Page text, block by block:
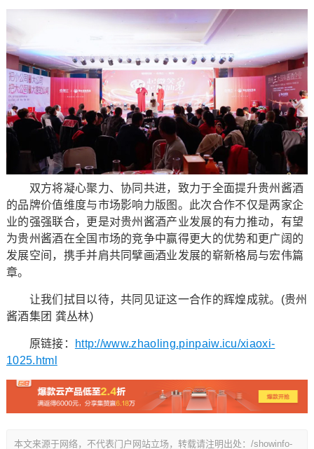
双方将凝心聚力、协同共进，致力于全面提升贵州酱酒
的品牌价值维度与市场影响力版图。此次合作不仅是两家企
业的强强联合，更是对贵州酱酒产业发展的有力推动，有望
为贵州酱酒在全国市场的竞争中赢得更大的优势和更广阔的
发展空间，携手并肩共同擘画酒业发展的崭新格局与宏伟篇
章。
让我们拭目以待，共同见证这一合作的辉煌成就。(贵州
酱酒集团 龚丛林)
原链接：
http://www.zhaoling.pinpaiw.icu/xiaoxi-
1025.html
本文来源于网络，不代表门户网站立场，转载请注明出处：/showinfo-